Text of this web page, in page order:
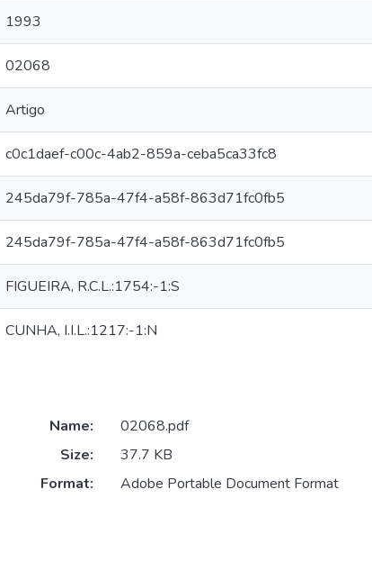
1993
02068
Artigo
c0c1daef-c00c-4ab2-859a-ceba5ca33fc8
245da79f-785a-47f4-a58f-863d71fc0fb5
245da79f-785a-47f4-a58f-863d71fc0fb5
FIGUEIRA, R.C.L.:1754:-1:S
CUNHA, I.I.L.:1217:-1:N
Name:
02068.pdf
Size:
37.7 KB
Format:
Adobe Portable Document Format